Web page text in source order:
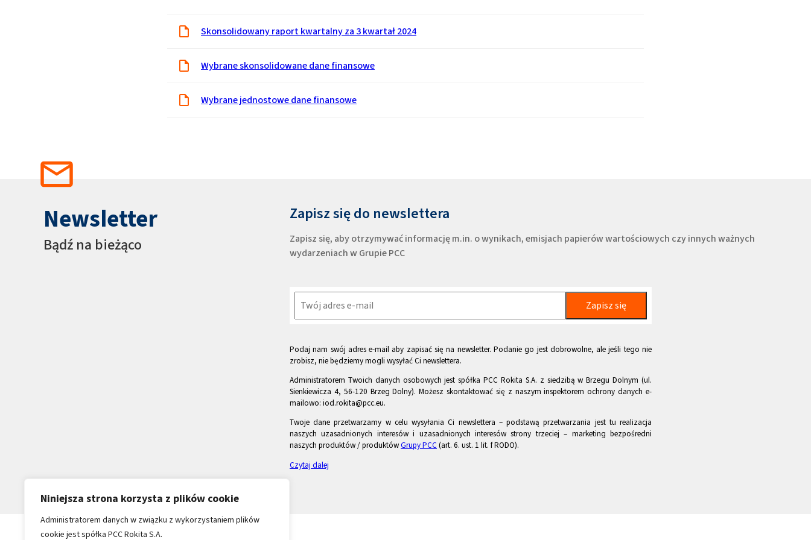
Niniejsza strona korzysta z plików cookie
Administratorem danych w związku z wykorzystaniem plików
cookie jest spółka PCC Rokita S.A.
Skonsolidowany raport kwartalny za 3 kwartał 2024
Wybrane skonsolidowane dane finansowe
Wybrane jednostowe dane finansowe
Newsletter
Bądź na bieżąco
Zapisz się do newslettera
Zapisz się, aby otrzymywać informację m.in. o wynikach, emisjach papierów wartościowych czy innych ważnych
wydarzeniach w Grupie PCC
Zapisz się
Podaj nam swój adres e-mail aby zapisać się na newsletter. Podanie go jest dobrowolne, ale jeśli tego nie
zrobisz, nie będziemy mogli wysyłać Ci newslettera.
Administratorem Twoich danych osobowych jest spółka PCC Rokita S.A. z siedzibą w Brzegu Dolnym (ul.
Sienkiewicza 4, 56-120 Brzeg Dolny). Możesz skontaktować się z naszym inspektorem ochrony danych e-
mailowo: iod.rokita@pcc.eu.
Twoje dane przetwarzamy w celu wysyłania Ci newslettera – podstawą przetwarzania jest tu realizacja
naszych uzasadnionych interesów i uzasadnionych interesów strony trzeciej – marketing bezpośredni
naszych produktów / produktówGrupy PCC (art. 6. ust. 1 lit. f RODO).
Czytaj dalej